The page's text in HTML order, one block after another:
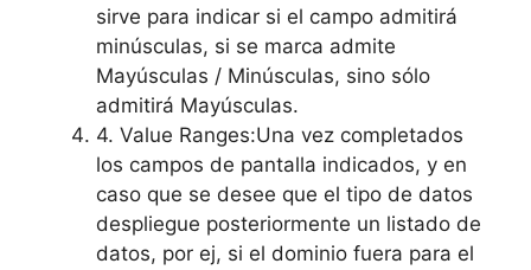
sirve para indicar si el campo admitirá
minúsculas, si se marca admite
Mayúsculas / Minúsculas, sino sólo
admitirá Mayúsculas.
4. Value Ranges:Una vez completados
los campos de pantalla indicados, y en
caso que se desee que el tipo de datos
despliegue posteriormente un listado de
datos, por ej, si el dominio fuera para el